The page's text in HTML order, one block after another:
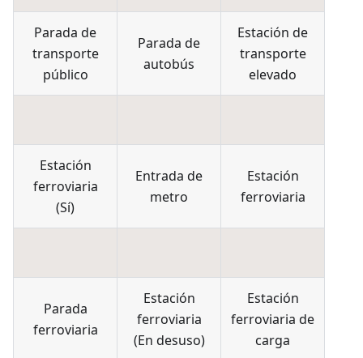
Parada de
transporte
público
Parada de
autobús
Estación de
transporte
elevado
Estación
ferroviaria
(Sí)
Entrada de
metro
Estación
ferroviaria
Parada
ferroviaria
Estación
ferroviaria
(En desuso)
Estación
ferroviaria de
carga